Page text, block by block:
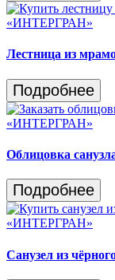
Лестница из
Подробнее
Облицовка
Подробнее
Санузел из